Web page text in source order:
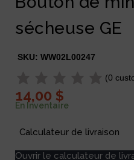
sécheuse GE
SKU: WW02L00247
(0
14,00 $
En Inventaire
Calculateur de livraison
Ouvrir le calculateur de